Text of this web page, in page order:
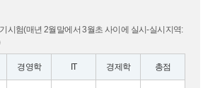
시험(매년 2월말에서 3월초 사이에 실시-실시지역:
경영학 IT 경제학 총점